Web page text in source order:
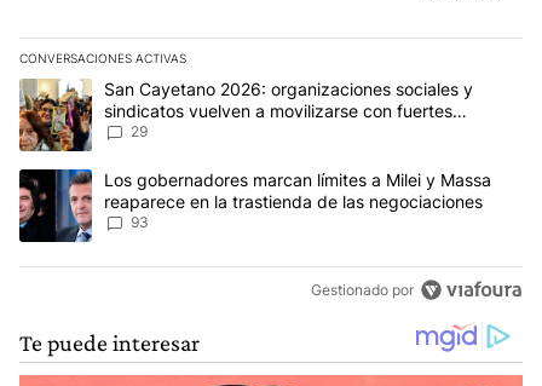
CONVERSACIONES ACTIVAS
Este listado muestra los artículos con más comentarios en los
Un artículo de tendencia con el título "San Cayetano 2026:
San Cayetano 2026: organizaciones sociales y
sindicatos vuelven a movilizarse con fuertes
reclamos al Gobierno
29
Un artículo de tendencia con el título "Los gobernadores
Los gobernadores marcan límites a Milei y Massa
reaparece en la trastienda de las negociaciones
93
Gestionado por